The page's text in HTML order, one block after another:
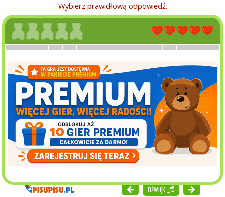
Wybierz prawidłową odpowiedź.
DŹWIĘK